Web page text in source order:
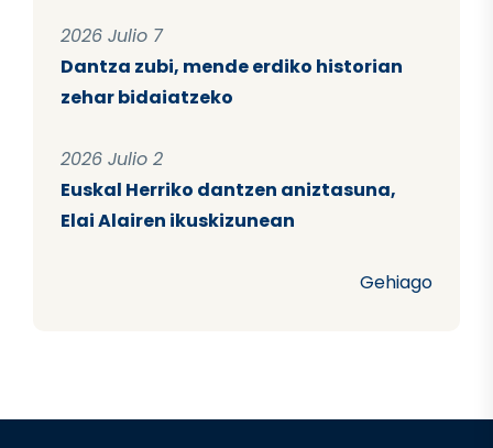
2026 Julio 7
Dantza zubi, mende erdiko historian
zehar bidaiatzeko
2026 Julio 2
Euskal Herriko dantzen aniztasuna,
Elai Alairen ikuskizunean
Gehiago